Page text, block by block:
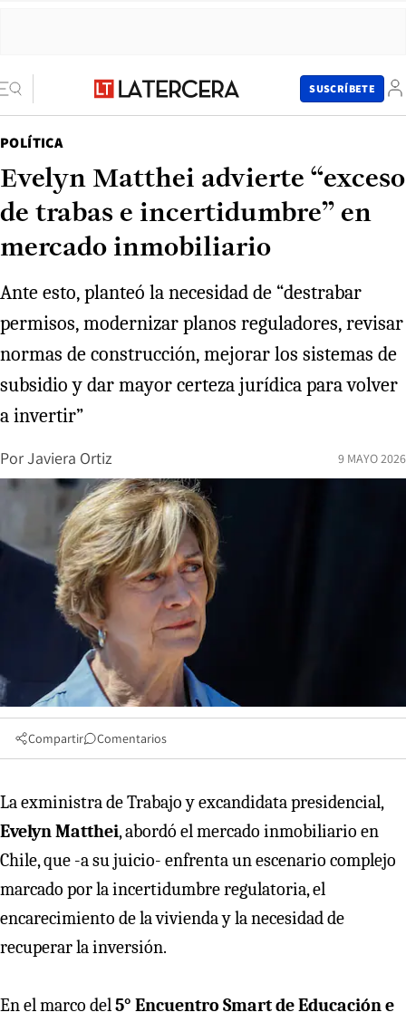
SUSCRÍBETE
POLÍTICA
Evelyn Matthei advierte “exceso
de trabas e incertidumbre” en
mercado inmobiliario
Ante esto, planteó la necesidad de “destrabar
permisos, modernizar planos reguladores, revisar
normas de construcción, mejorar los sistemas de
subsidio y dar mayor certeza jurídica para volver
a invertir”
PorJaviera Ortiz 9 MAYO 2026
Compartir Comentarios
La exministra de Trabajo y excandidata presidencial,
Evelyn Matthei, abordó el mercado inmobiliario en
Chile, que -a su juicio- enfrenta un escenario complejo
marcado por la incertidumbre regulatoria, el
encarecimiento de la vivienda y la necesidad de
recuperar la inversión.
En el marco del5° Encuentro Smart de Educación e